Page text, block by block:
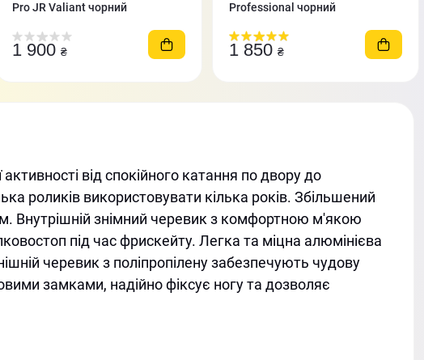
Pro JR Valiant чорний
1 900 ₴
Professiоnal чорний
1 850 ₴
від спокійного катання по двору до
роликів використовувати кілька років. Збільшений
Внутрішній знімний черевик з комфортною м'якою
під час фрискейту. Легка та міцна алюмінієва
черевик з поліпропілену забезпечують чудову
замками, надійно фіксує ногу та дозволяє